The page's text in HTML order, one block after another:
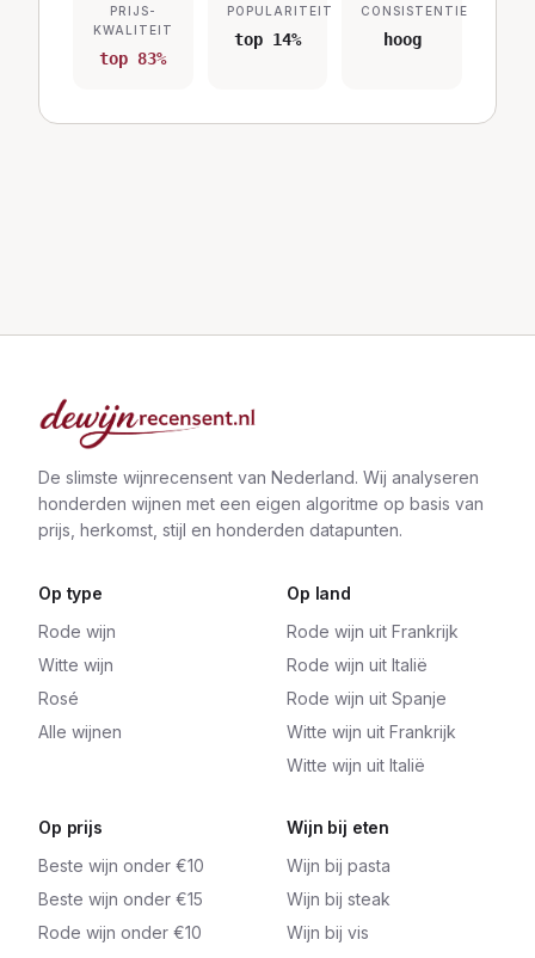
PRIJS-
KWALITEIT
top 83%
POPULARITEIT
top 14%
CONSISTENTIE
hoog
De slimste wijnrecensent van Nederland. Wij analyseren
honderden wijnen met een eigen algoritme op basis van
prijs, herkomst, stijl en honderden datapunten.
Op type
Rode wijn
Witte wijn
Rosé
Alle wijnen
Op land
Rode wijn uit Frankrijk
Rode wijn uit Italië
Rode wijn uit Spanje
Witte wijn uit Frankrijk
Witte wijn uit Italië
Op prijs
Beste wijn onder €10
Beste wijn onder €15
Rode wijn onder €10
Wijn bij eten
Wijn bij pasta
Wijn bij steak
Wijn bij vis